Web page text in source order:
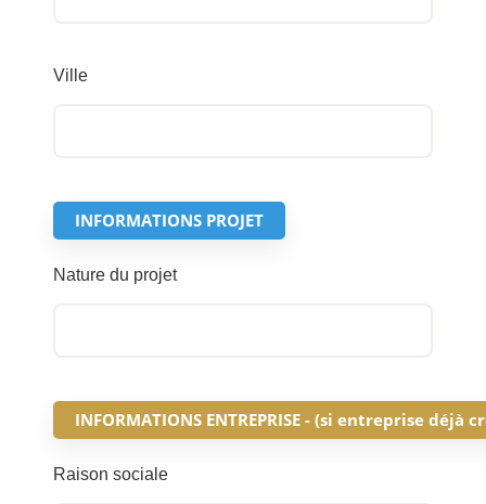
Ville
INFORMATIONS PROJET
Nature du projet
INFORMATIONS ENTREPRISE - (si entreprise déjà
Raison sociale